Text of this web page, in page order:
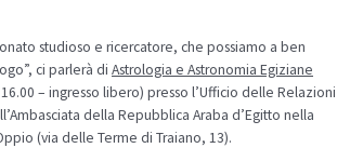
studioso e ricercatore, che possiamo a ben
ci parlerà di Astrologia e Astronomia Egiziane
– ingresso libero) presso l’Ufficio delle Relazioni
della Repubblica Araba d’Egitto nella
(via delle Terme di Traiano, 13).